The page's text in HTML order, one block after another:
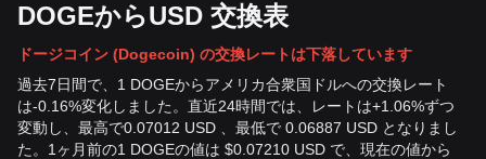
DOGEからUSD 交換表
ドージコイン (Dogecoin) の交換レートは下落しています
過去7日間で、1 DOGEからアメリカ合衆国ドルへの交換レート
は-0.16%変化しました。直近24時間では、レートは+1.06%ずつ
変動し、最高で0.07012 USD 、最低で 0.06887 USD となりまし
た。1ヶ月前の1 DOGEの値は $0.07210 USD で、現在の値から